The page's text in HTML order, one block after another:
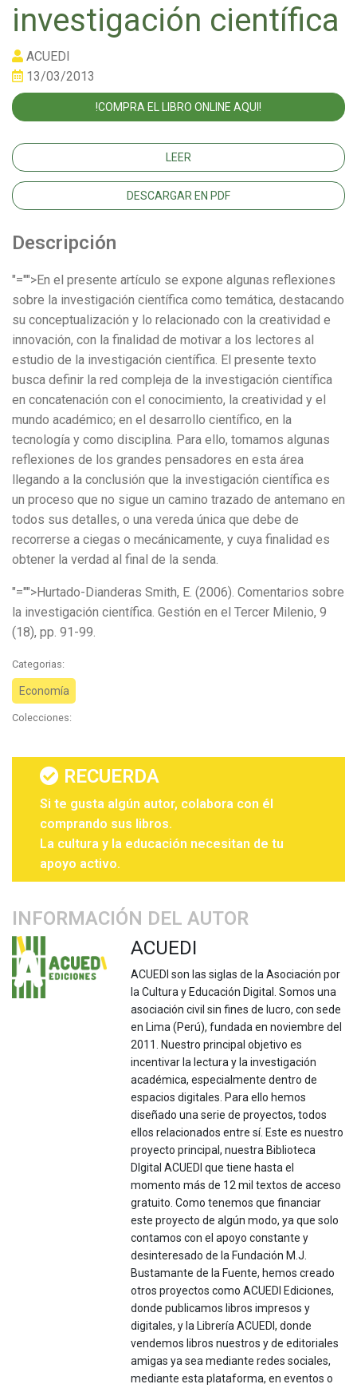
investigación científica
ACUEDI
13/03/2013
!COMPRA EL LIBRO ONLINE AQUI!
LEER
DESCARGAR EN PDF
Descripción
"="">En el presente artículo se expone algunas reflexiones
sobre la investigación científica como temática, destacando
su conceptualización y lo relacionado con la creatividad e
innovación, con la finalidad de motivar a los lectores al
estudio de la investigación científica. El presente texto
busca definir la red compleja de la investigación científica
en concatenación con el conocimiento, la creatividad y el
mundo académico; en el desarrollo científico, en la
tecnología y como disciplina. Para ello, tomamos algunas
reflexiones de los grandes pensadores en esta área
llegando a la conclusión que la investigación científica es
un proceso que no sigue un camino trazado de antemano en
todos sus detalles, o una vereda única que debe de
recorrerse a ciegas o mecánicamente, y cuya finalidad es
obtener la verdad al final de la senda.
"="">Hurtado-Dianderas Smith, E. (2006). Comentarios sobre
la investigación científica. Gestión en el Tercer Milenio, 9
(18), pp. 91-99.
Categorias:
Economía
Colecciones:
RECUERDA
Si te gusta algún autor, colabora con él
comprando sus libros.
La cultura y la educación necesitan de tu
apoyo activo.
INFORMACIÓN DEL AUTOR
ACUEDI
ACUEDI son las siglas de la Asociación por
la Cultura y Educación Digital. Somos una
asociación civil sin fines de lucro, con sede
en Lima (Perú), fundada en noviembre del
2011. Nuestro principal objetivo es
incentivar la lectura y la investigación
académica, especialmente dentro de
espacios digitales. Para ello hemos
diseñado una serie de proyectos, todos
ellos relacionados entre sí. Este es nuestro
proyecto principal, nuestra Biblioteca
DIgital ACUEDI que tiene hasta el
momento más de 12 mil textos de acceso
gratuito. Como tenemos que financiar
este proyecto de algún modo, ya que solo
contamos con el apoyo constante y
desinteresado de la Fundación M.J.
Bustamante de la Fuente, hemos creado
otros proyectos como ACUEDI Ediciones,
donde publicamos libros impresos y
digitales, y la Librería ACUEDI, donde
vendemos libros nuestros y de editoriales
amigas ya sea mediante redes sociales,
mediante esta plataforma, en eventos o